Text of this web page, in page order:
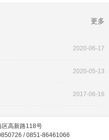
更多
2020-06-17
2020-05-13
2017-06-16
区高新路118号
/ 0851-86461066